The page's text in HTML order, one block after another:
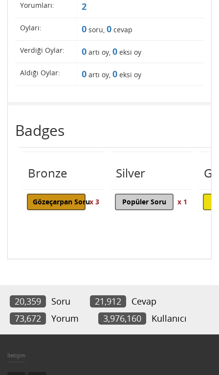
Yorumları: 2
Oyları: 0 soru, 0 cevap
Verdiği Oylar: 0 artı oy, 0 eksi oy
Aldığı Oylar: 0 artı oy, 0 eksi oy
Badges
Bronze
Gözeçarpan Sorux 3
Silver
Popüler Soru x 1
20,359 Soru 21,912
Cevap
73,672
Yorum 3,976,160 Kullanıcı
İletişim